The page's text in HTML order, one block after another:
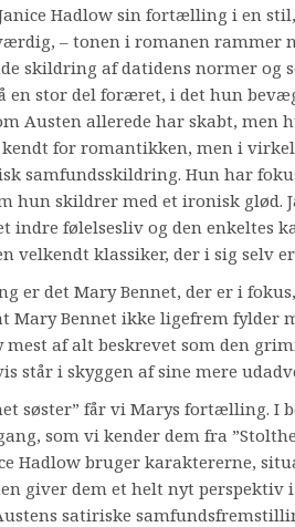
Hadlow sin fortælling i en
– tonen i romanen rammer
skildring af datidens normer og
en stor del foræret, i det hun
Austen allerede har skabt, men
kendt for romantikken, men i
samfundsskildring. Hun har
hun skildrer med et ironisk glød.
indre følelsesliv og den enkeltes
velkendt klassiker, der i sig selv
er det Mary Bennet, der er i
Mary Bennet ikke ligefrem fylder
mest af alt beskrevet som den
står i skyggen af sine mere
søster” får vi Marys fortælling. I
som vi kender dem fra
Hadlow bruger karaktererne,
giver dem et helt nyt perspektiv
satiriske